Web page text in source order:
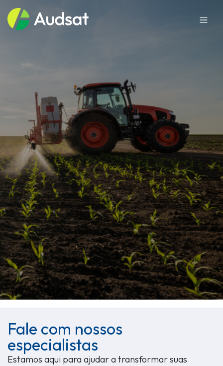
Sobre a Audsat
Mercados
Trabalhe conosco
Fale com nossos
especialistas
Estamos aqui para ajudar a transformar suas